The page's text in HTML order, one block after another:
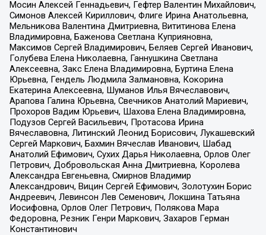
Мосин Алексей Геннадьевич, Гефтер Валентин Михайлович,
Симонов Алексей Кириллович, Флиге Ирина Анатольевна,
Мельникова Валентина Дмитриевна, Вититинова Елена
Владимировна, Баженова Светлана Куприяновна,
Максимов Сергей Владимирович, Беляев Сергей Иванович,
Голубева Елена Николаевна, Ганнушкина Светлана
Алексеевна, Закс Елена Владимировна, Буртина Елена
Юрьевна, Гендель Людмила Залмановна, Кокорина
Екатерина Алексеевна, Шуманов Илья Вячеславович,
Арапова Галина Юрьевна, Свечников Анатолий Мариевич,
Прохоров Вадим Юрьевич, Шахова Елена Владимировна,
Подузов Сергей Васильевич, Протасова Ирина
Вячеславовна, Литинский Леонид Борисович, Лукашевский
Сергей Маркович, Бахмин Вячеслав Иванович, Шабад
Анатолий Ефимович, Сухих Дарья Николаевна, Орлов Олег
Петрович, Добровольская Анна Дмитриевна, Королева
Александра Евгеньевна, Смирнов Владимир
Александрович, Вицин Сергей Ефимович, Золотухин Борис
Андреевич, Левинсон Лев Семенович, Локшина Татьяна
Иосифовна, Орлов Олег Петрович, Полякова Мара
Федоровна, Резник Генри Маркович, Захаров Герман
Константинович